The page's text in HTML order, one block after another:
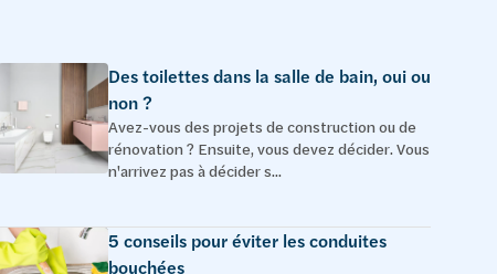
Des toilettes dans la salle de bain, oui ou
non ?
Avez-vous des projets de construction ou de
rénovation ? Ensuite, vous devez décider. Vous
n'arrivez pas à décider s...
5 conseils pour éviter les conduites
bouchées